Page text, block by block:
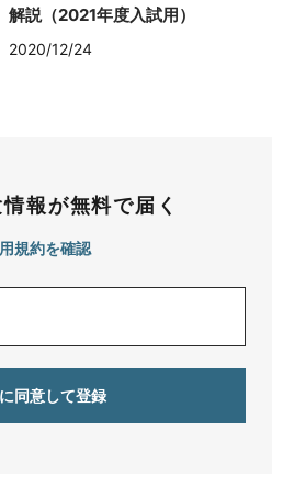
解説（2021年度入試用）
2020/12/24
報が無料で届く
規約を確認